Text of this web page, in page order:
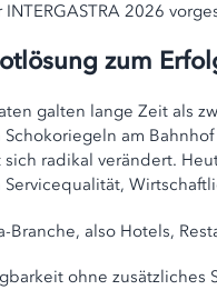
2026
zum
galten lange Zeit als
am
sich radikal verändert.
Servicequalität,
Branche, also Hotels,
ohne zusätzliches